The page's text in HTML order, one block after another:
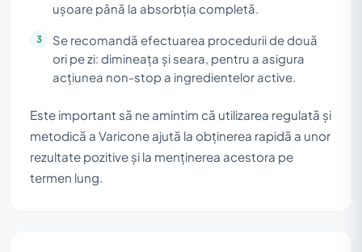
ușoare până la absorbția completă.
Se recomandă efectuarea procedurii de două
ori pe zi: dimineața și seara, pentru a asigura
acțiunea non-stop a ingredientelor active.
Este important să ne amintim că utilizarea regulată și
metodică a Varicone ajută la obținerea rapidă a unor
rezultate pozitive și la menținerea acestora pe
termen lung.